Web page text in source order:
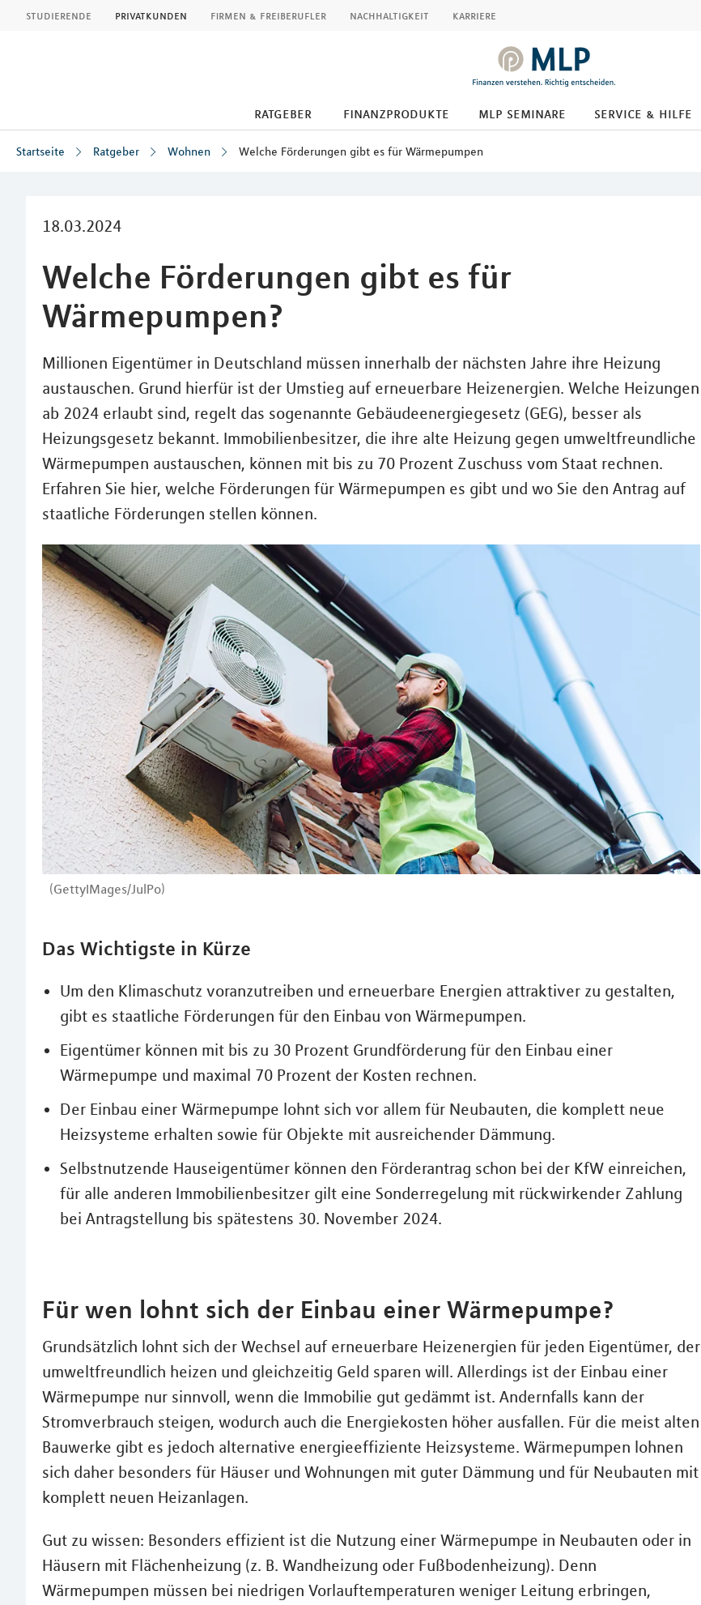
studierende privatkunden firmen & freiberufler nachhaltigkeit karriere
ratgeber finanzprodukte mlp seminare service & hilfe
Startseite Ratgeber Wohnen Welche Förderungen gibt es für Wärmepumpen
18.03.2024
Welche Förderungen gibt es für
Wärmepumpen?
Millionen Eigentümer in Deutschland müssen innerhalb der nächsten Jahre ihre Heizung
austauschen. Grund hierfür ist der Umstieg auf erneuerbare Heizenergien. Welche Heizungen
ab 2024 erlaubt sind, regelt das sogenannte Gebäudeenergiegesetz (GEG), besser als
Heizungsgesetz bekannt. Immobilienbesitzer, die ihre alte Heizung gegen umweltfreundliche
Wärmepumpen austauschen, können mit bis zu 70 Prozent Zuschuss vom Staat rechnen.
Erfahren Sie hier, welche Förderungen für Wärmepumpen es gibt und wo Sie den Antrag auf
staatliche Förderungen stellen können.
(GettyIMages/JulPo)
Das Wichtigste in Kürze
Um den Klimaschutz voranzutreiben und erneuerbare Energien attraktiver zu gestalten,
gibt es staatliche Förderungen für den Einbau von Wärmepumpen.
Eigentümer können mit bis zu 30 Prozent Grundförderung für den Einbau einer
Wärmepumpe und maximal 70 Prozent der Kosten rechnen.
Der Einbau einer Wärmepumpe lohnt sich vor allem für Neubauten, die komplett neue
Heizsysteme erhalten sowie für Objekte mit ausreichender Dämmung.
Selbstnutzende Hauseigentümer können den Förderantrag schon bei der KfW einreichen,
für alle anderen Immobilienbesitzer gilt eine Sonderregelung mit rückwirkender Zahlung
bei Antragstellung bis spätestens 30. November 2024.
Für wen lohnt sich der Einbau einer Wärmepumpe?
Grundsätzlich lohnt sich der Wechsel auf erneuerbare Heizenergien für jeden Eigentümer, der
umweltfreundlich heizen und gleichzeitig Geld sparen will. Allerdings ist der Einbau einer
Wärmepumpe nur sinnvoll, wenn die Immobilie gut gedämmt ist. Andernfalls kann der
Stromverbrauch steigen, wodurch auch die Energiekosten höher ausfallen. Für die meist alten
Bauwerke gibt es jedoch alternative energieeffiziente Heizsysteme. Wärmepumpen lohnen
sich daher besonders für Häuser und Wohnungen mit guter Dämmung und für Neubauten mit
komplett neuen Heizanlagen.
Gut zu wissen: Besonders effizient ist die Nutzung einer Wärmepumpe in Neubauten oder in
Häusern mit Flächenheizung (z. B. Wandheizung oder Fußbodenheizung). Denn
Wärmepumpen müssen bei niedrigen Vorlauftemperaturen weniger Leitung erbringen,